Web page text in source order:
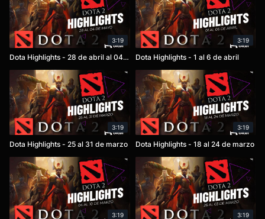
3:19
Dota Highlights - 28 de abril al 04 de mayo
3:19
Dota Highlights - 1 al 6 de abril
3:19
Dota Highlights - 25 al 31 de marzo
3:19
Dota Highlights - 18 al 24 de marzo
3:19 3:19